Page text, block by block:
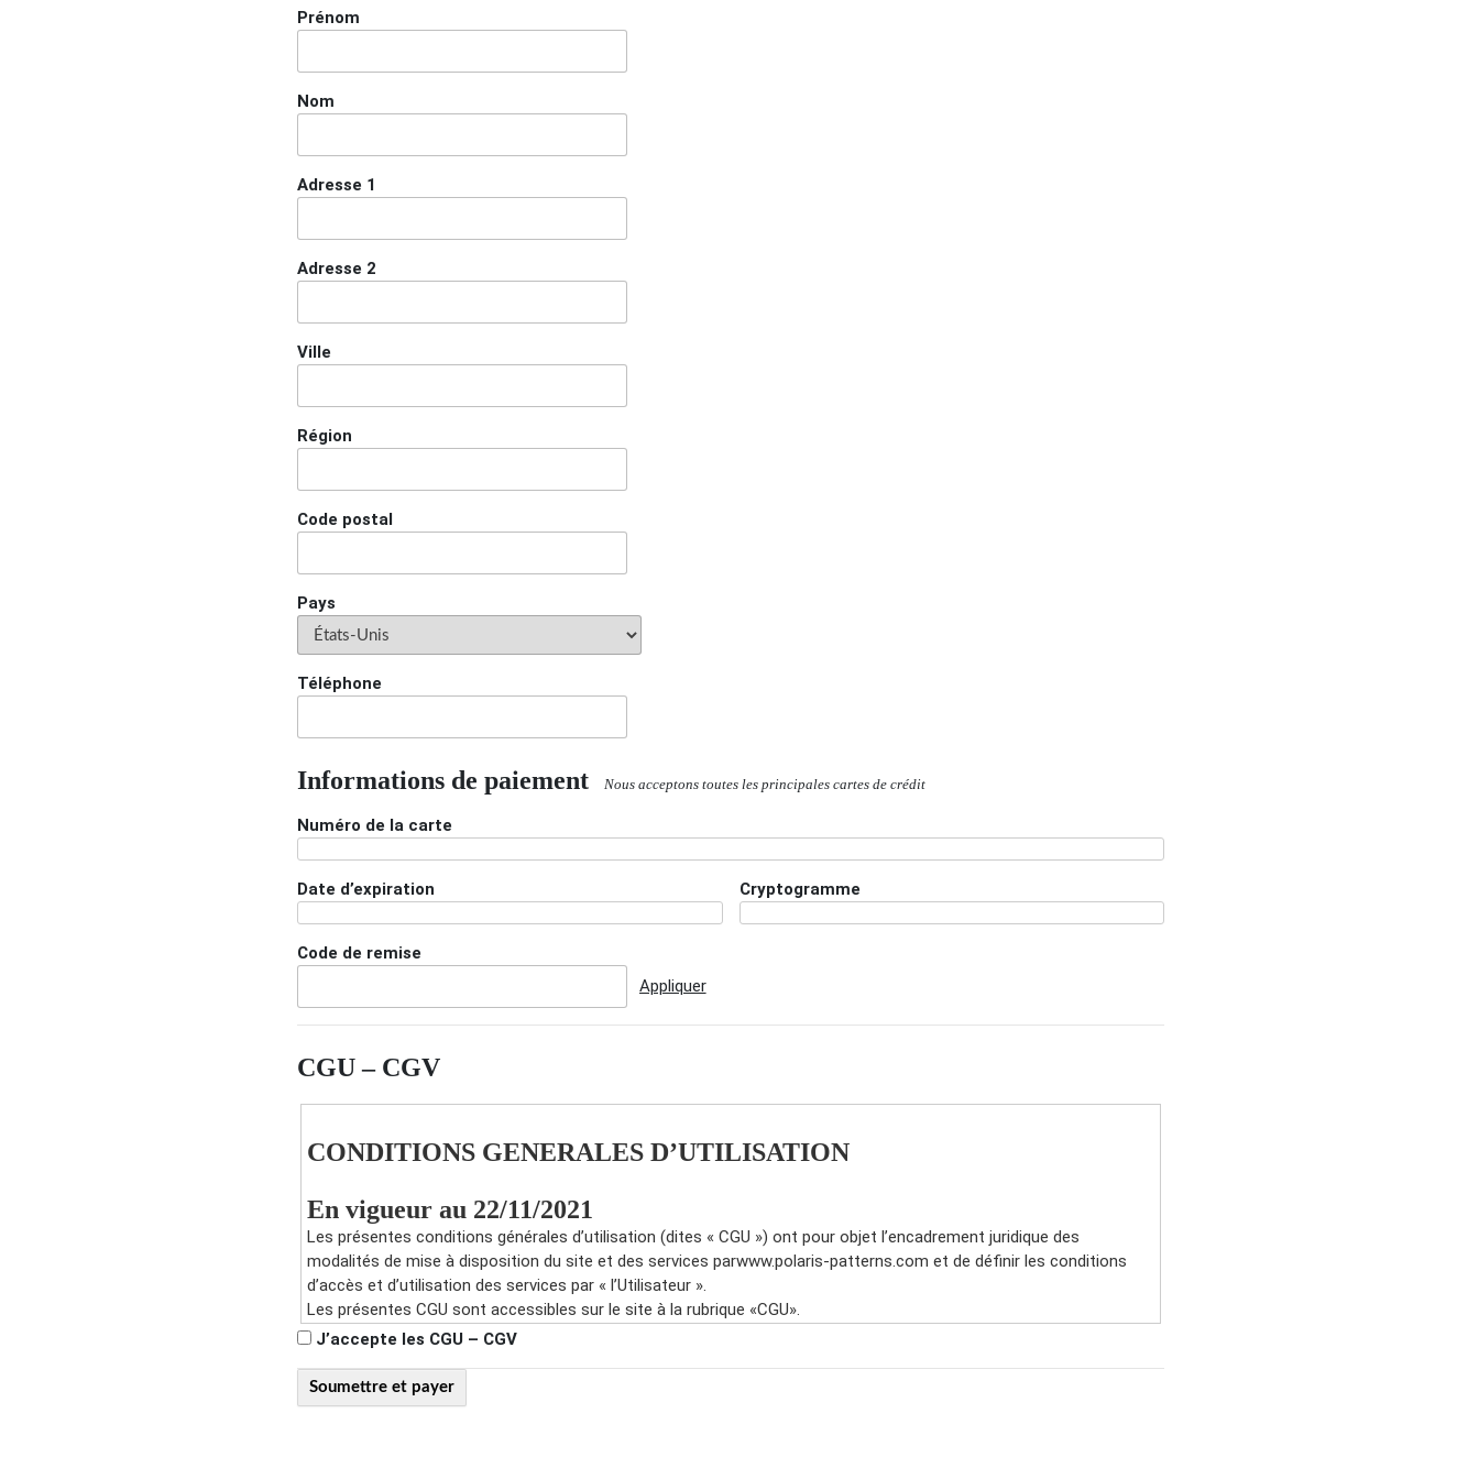
Prénom
Nom
Adresse 1
Adresse 2
Ville
Région
Code postal
Pays
Téléphone
Informations de paiement Nous acceptons toutes les principales cartes de crédit
Numéro de la carte
Date d’expiration Cryptogramme
Code de remise
CGU – CGV
CONDITIONS GENERALES D’UTILISATION
En vigueur au 22/11/2021
Les présentes conditions générales d’utilisation (dites « CGU ») ont pour objet l’encadrement juridique des
modalités de mise à disposition du site et des services parwww.polaris-patterns.com et de définir les conditions
d’accès et d’utilisation des services par « l’Utilisateur ».
Les présentes CGU sont accessibles sur le site à la rubrique «CGU».
par l’utilisateur. Lors de l’inscription sur le site via le Formulaire d’inscription, chaque utilisateur accepte
expressément les présentes CGU en cochant la case précédant le texte suivant : « Je reconnais avoir lu et compris
J’accepte les CGU – CGV